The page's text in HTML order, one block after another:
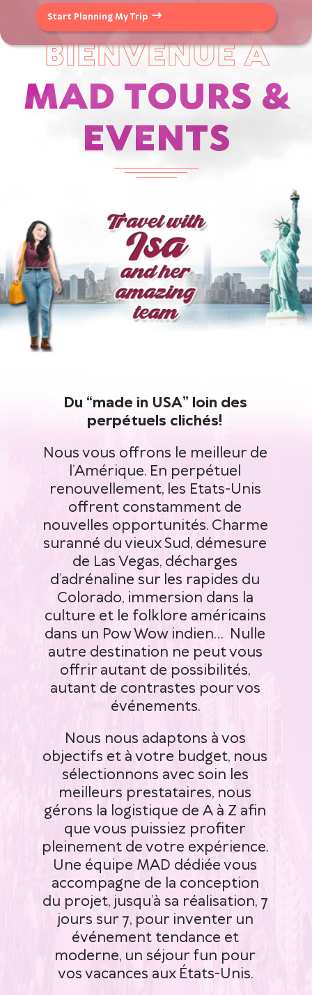
Start Planning My Trip
BIENVENUE Á
MAD TOURS &
EVENTS
Du “made in USA” loin des
perpétuels clichés!
Nous vous offrons le meilleur de
l’Amérique. En perpétuel
renouvellement, les Etats-Unis
offrent constamment de
nouvelles opportunités. Charme
suranné du vieux Sud, démesure
de Las Vegas, décharges
d’adrénaline sur les rapides du
Colorado, immersion dans la
culture et le folklore américains
dans un Pow Wow indien… Nulle
autre destination ne peut vous
offrir autant de possibilités,
autant de contrastes pour vos
événements.
Nous nous adaptons à vos
objectifs et à votre budget, nous
sélectionnons avec soin les
meilleurs prestataires, nous
gérons la logistique de A à Z afin
que vous puissiez profiter
pleinement de votre expérience.
Une équipe MAD dédiée vous
accompagne de la conception
du projet, jusqu’à sa réalisation, 7
jours sur 7, pour inventer un
événement tendance et
moderne, un séjour fun pour
vos vacances aux États-Unis.